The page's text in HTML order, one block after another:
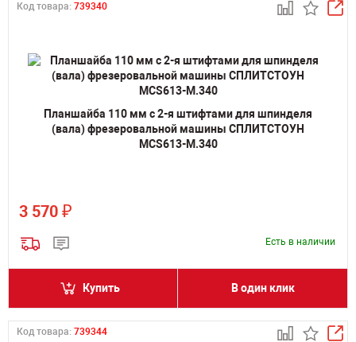
Код товара: 739340
Планшайба 110 мм с 2-я штифтами для шпинделя
(вала) фрезеровальной машины СПЛИТСТОУН
MCS613-M.340
3 570 ₽
Есть в наличии
Купить В один клик
Код товара: 739344